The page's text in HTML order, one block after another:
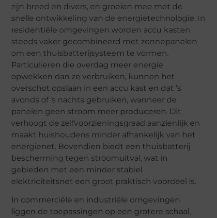
zijn breed en divers, en groeien mee met de
snelle ontwikkeling van de energietechnologie. In
residentiële omgevingen worden accu kasten
steeds vaker gecombineerd met zonnepanelen
om een thuisbatterijsysteem te vormen.
Particulieren die overdag meer energie
opwekken dan ze verbruiken, kunnen het
overschot opslaan in een accu kast en dat ’s
avonds of ’s nachts gebruiken, wanneer de
panelen geen stroom meer produceren. Dit
verhoogt de zelfvoorzieningsgraad aanzienlijk en
maakt huishoudens minder afhankelijk van het
energienet. Bovendien biedt een thuisbatterij
bescherming tegen stroomuitval, wat in
gebieden met een minder stabiel
elektriciteitsnet een groot praktisch voordeel is.
In commerciële en industriële omgevingen
liggen de toepassingen op een grotere schaal,